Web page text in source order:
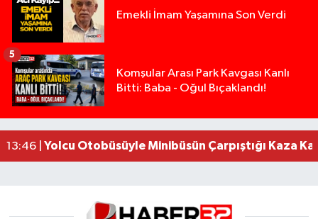
Emekli İmam Yaşamına Son Verdi
Komşular Arası Park Kavgası Kanlı
Bitti: Baba - Oğul Bıçaklandı!
5
19:36 |Isparta’da Silah Operasyonu: 165 Tabanca Ele
17:18 |Anız Yangını Kazaya Neden Oldu: 13 Araç
17:08 |Alevlere Teslim Olan Gecekondu Kullanılamaz
13:46 | Yolcu Otobüsüyle Minibüsün Çarpıştığı Kaza